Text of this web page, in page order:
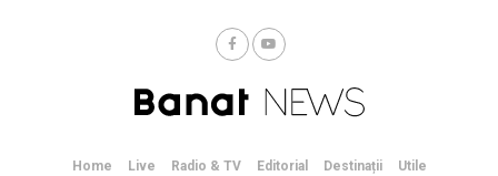
Home Live Radio & TV Editorial Destinații
Utile